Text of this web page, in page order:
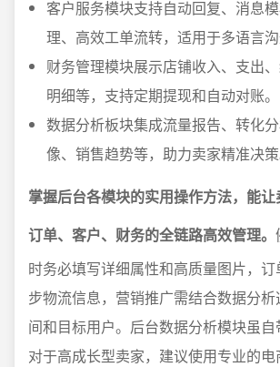
客户服务模块支持自动回复、消息
理、高效工单流转，适用于多语言沟
财务管理模块展示店铺收入、支出
明细等，支持定期提现和自动对账。
数据分析板块集成流量报告、转化
像、销售趋势等，助力卖家精准决策
掌握后台各模块的实用操作方法，能让
订单、客户、财务的全链路高效管理。
时务必填写详细属性和高质量图片，
步物流信息，营销推广需结合数据分
间和目标用户。后台数据分析模块虽
对于高成长型卖家，建议使用专业的